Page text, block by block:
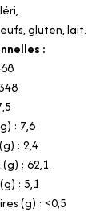
gluten, lait.
:
: 7,6
: 2,4
: 62,1
: 5,1
(g) : <0,5